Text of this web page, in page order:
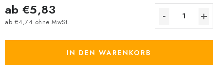
ab €5,83
ab €4,74 ohne MwSt.
IN DEN WARENKORB